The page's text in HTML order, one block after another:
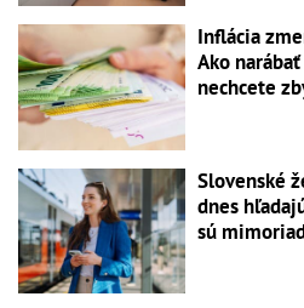
Inflácia
Ako
nechcete
Slovenské
dnes
sú